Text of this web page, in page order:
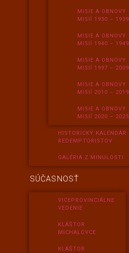
MISIE A OBNOVY
MISIÍ 1930 – 1939
MISIE A OBNOVY
MISIÍ 1940 – 1949
MISIE A OBNOVY
MISIÍ 1997 – 2009
MISIE A OBNOVY
MISIÍ 2010 – 2019
MISIE A OBNOVY
MISIÍ 2020 – 2025
HISTORICKÝ KALENDÁR
REDEMPTORISTOV
GALÉRIA Z MINULOSTI
SÚČASNOSŤ
VICEPROVINCIÁLNE
VEDENIE
KLÁŠTOR
MICHALOVCE
KLÁŠTOR